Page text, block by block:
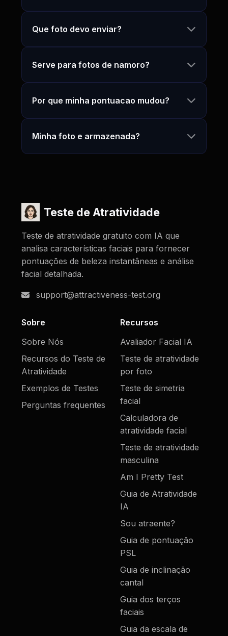
Que foto devo enviar?
Serve para fotos de namoro?
Por que minha pontuacao mudou?
Minha foto e armazenada?
Teste de Atratividade
Teste de atratividade gratuito com IA que
analisa características faciais para fornecer
pontuações de beleza instantâneas e análise
facial detalhada.
support@attractiveness-test.org
Sobre
Sobre Nós
Recursos do Teste de
Atratividade
Exemplos de Testes
Perguntas frequentes
Recursos
Avaliador Facial IA
Teste de atratividade
por foto
Teste de simetria
facial
Calculadora de
atratividade facial
Teste de atratividade
masculina
Am I Pretty Test
Guia de Atratividade
IA
Sou atraente?
Guia de pontuação
PSL
Guia de inclinação
cantal
Guia dos terços
faciais
Guia da escala de